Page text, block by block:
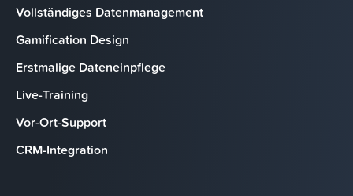
Vollständiges Datenmanagement
Gamification Design
Erstmalige Dateneinpflege
Live-Training
Vor-Ort-Support
CRM-Integration